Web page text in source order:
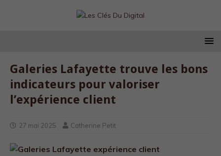
Galeries Lafayette trouve les bons
indicateurs pour valoriser
l’expérience client
27 mai 2025 Catherine Petit